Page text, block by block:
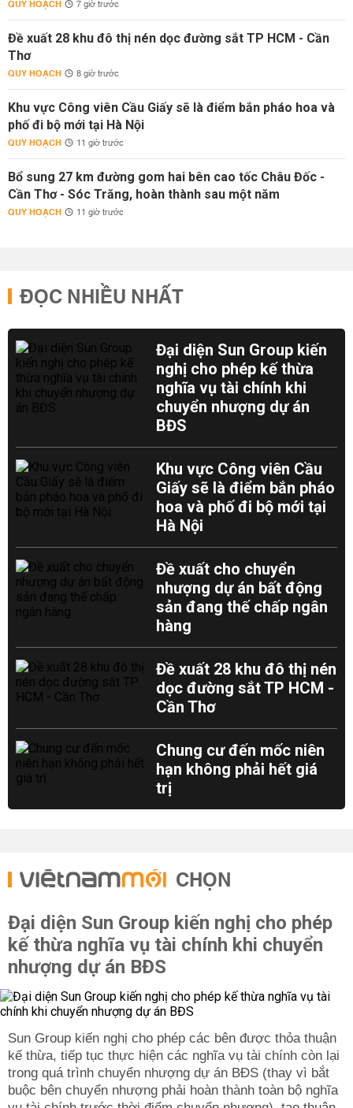
QUY HOẠCH 7 giờ trước
Đề xuất 28 khu đô thị nén dọc đường sắt TP HCM - Cần
Thơ
QUY HOẠCH 8 giờ trước
Khu vực Công viên Cầu Giấy sẽ là điểm bắn pháo hoa và
phố đi bộ mới tại Hà Nội
QUY HOẠCH 11 giờ trước
Bổ sung 27 km đường gom hai bên cao tốc Châu Đốc -
Cần Thơ - Sóc Trăng, hoàn thành sau một năm
QUY HOẠCH 11 giờ trước
ĐỌC NHIỀU NHẤT
Đại diện Sun Group kiến
nghị cho phép kế thừa
nghĩa vụ tài chính khi
chuyển nhượng dự án
BĐS
Khu vực Công viên Cầu
Giấy sẽ là điểm bắn pháo
hoa và phố đi bộ mới tại
Hà Nội
Đề xuất cho chuyển
nhượng dự án bất động
sản đang thế chấp ngân
hàng
Đề xuất 28 khu đô thị nén
dọc đường sắt TP HCM -
Cần Thơ
Chung cư đến mốc niên
hạn không phải hết giá
trị
CHỌN
Đại diện Sun Group kiến nghị cho phép
kế thừa nghĩa vụ tài chính khi chuyển
nhượng dự án BĐS
Sun Group kiến nghị cho phép các bên được thỏa thuận
kế thừa, tiếp tục thực hiện các nghĩa vụ tài chính còn lại
trong quá trình chuyển nhượng dự án BĐS (thay vì bắt
buộc bên chuyển nhượng phải hoàn thành toàn bộ nghĩa